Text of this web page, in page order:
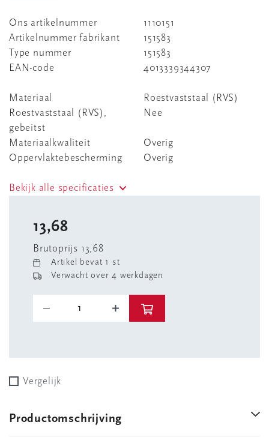
Ons artikelnummer
1110151
Artikelnummer fabrikant
151583
Type nummer
151583
EAN-code
4013339344307
Materiaal
Roestvaststaal (RVS)
Roestvaststaal (RVS),
gebeitst
Nee
Materiaalkwaliteit
Overig
Oppervlaktebescherming
Overig
Bekijk alle specificaties
13,68
Brutoprijs 13,68
Artikel bevat 1 st
Verwacht over 4 werkdagen
Vergelijk
Productomschrijving